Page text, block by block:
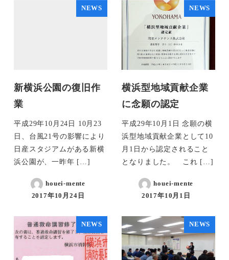
NEWS
新横浜公園の復旧作
業
平成29年10月24日 10月23
日、台風21号の影響により
日産スタジアムがある新横
浜公園が、一昨年 […]
houei-mente
2017年10月24日
NEWS
横浜型地域貢献企業
に念願の認定
平成29年10月1日 念願の横
浜型地域貢献企業として10
月1日から認定されること
となりました。 これ […]
houei-mente
2017年10月1日
NEWS NEWS